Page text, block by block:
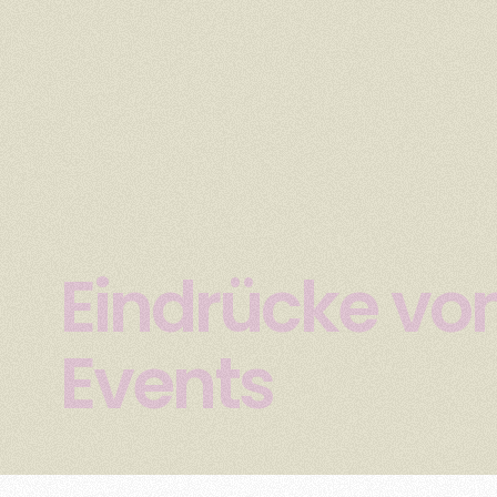
Eindrücke
Events